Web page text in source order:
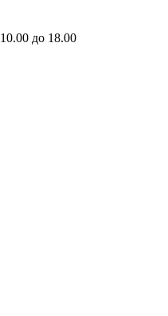
до 18.00